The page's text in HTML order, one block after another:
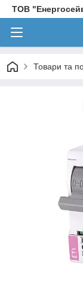
ТОВ "Енергосейв
Товари та